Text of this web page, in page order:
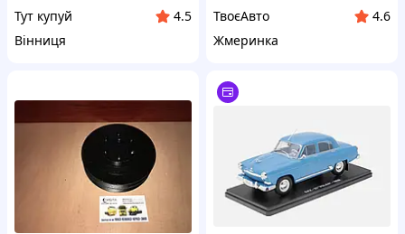
Тут купуй
4.5
Вінниця
ТвоєАвто
4.6
Жмеринка